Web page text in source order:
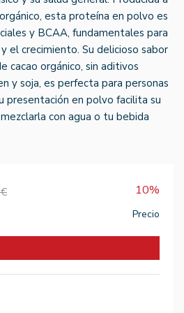
esta proteína en polvo es
y BCAA, fundamentales para
el crecimiento. Su delicioso sabor
cacao orgánico, sin aditivos
y soja, es perfecta para personas
presentación en polvo facilita su
con agua o tu bebida
10%
Precio